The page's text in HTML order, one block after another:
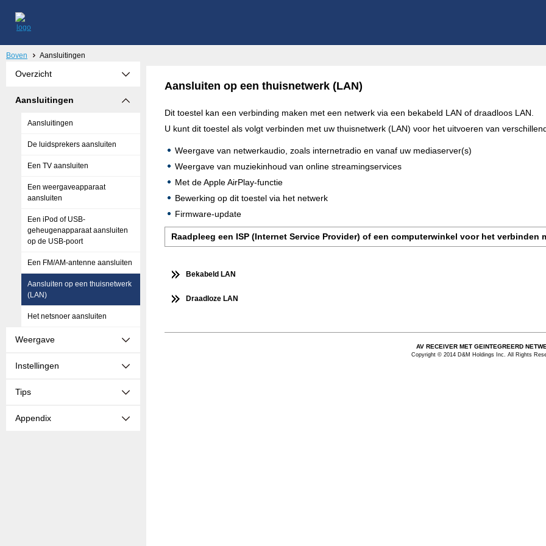
Boven Aansluitingen
Overzicht
Aansluitingen
Aansluitingen
De luidsprekers aansluiten
Een TV aansluiten
Een weergaveapparaat
aansluiten
Een iPod of USB-
geheugenapparaat aansluiten
op de USB-poort
Een FM/AM-antenne aansluiten
Aansluiten op een thuisnetwerk
(LAN)
Het netsnoer aansluiten
Weergave
Instellingen
Tips
Appendix
Aansluiten op een thuisnetwerk (LAN)
Dit toestel kan een verbinding maken met een netwerk via een bekabeld LAN of draadloos LAN.
U kunt dit toestel als volgt verbinden met uw thuisnetwerk (LAN) voor het uitvoeren van
Weergave van netwerkaudio, zoals internetradio en vanaf uw mediaserver(s)
Weergave van muziekinhoud van online streamingservices
Met de Apple AirPlay-functie
Bewerking op dit toestel via het netwerk
Firmware-update
Raadpleeg een ISP (Internet Service Provider) of een computerwinkel voor het verbinden
Bekabeld LAN
Draadloze LAN
AV RECEIVER MET GEINTEGREERD
Copyright © 2014 D&M Holdings Inc. All Rights